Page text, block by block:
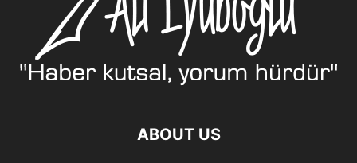
ABOUT US